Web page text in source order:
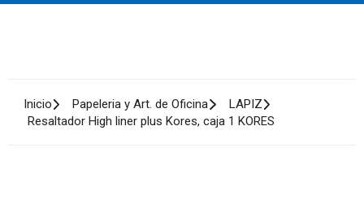
Inicio Papeleria y Art. de Oficina
LAPIZ
Resaltador High liner plus Kores, caja 1 KORES